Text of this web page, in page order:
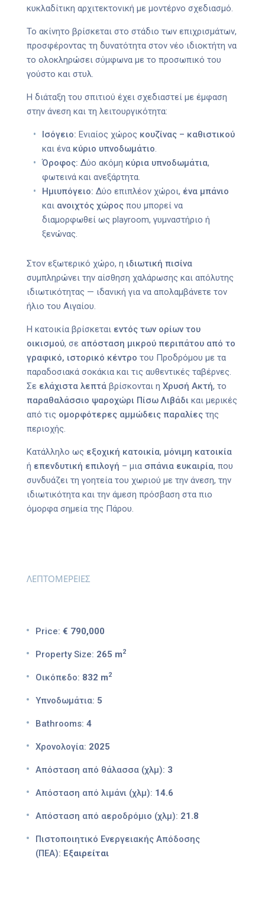
κυκλαδίτικη αρχιτεκτονική με μοντέρνο σχεδιασμό.
Το ακίνητο βρίσκεται στο στάδιο των επιχρισμάτων,
προσφέροντας τη δυνατότητα στον νέο ιδιοκτήτη να
το ολοκληρώσει σύμφωνα με το προσωπικό του
γούστο και στυλ.
Η διάταξη του σπιτιού έχει σχεδιαστεί με έμφαση
στην άνεση και τη λειτουργικότητα:
Ισόγειο: Ενιαίος χώρος κουζίνας – καθιστικού
και ένα κύριο υπνοδωμάτιο.
Όροφος: Δύο ακόμη κύρια υπνοδωμάτια,
φωτεινά και ανεξάρτητα.
Ημιυπόγειο: Δύο επιπλέον χώροι, ένα μπάνιο
και ανοιχτός χώρος που μπορεί να
διαμορφωθεί ως playroom, γυμναστήριο ή
ξενώνας.
Στον εξωτερικό χώρο, η ιδιωτική πισίνα
συμπληρώνει την αίσθηση χαλάρωσης και απόλυτης
ιδιωτικότητας — ιδανική για να απολαμβάνετε τον
ήλιο του Αιγαίου.
Η κατοικία βρίσκεται εντός των ορίων του
οικισμού, σε απόσταση μικρού περιπάτου από το
γραφικό, ιστορικό κέντρο του Προδρόμου με τα
παραδοσιακά σοκάκια και τις αυθεντικές ταβέρνες.
Σε ελάχιστα λεπτάβρίσκονται ηΧρυσή Ακτή, το
παραθαλάσσιο ψαροχώρι Πίσω Λιβάδι και μερικές
από τις ομορφότερες αμμώδεις παραλίες της
περιοχής.
Κατάλληλο ως εξοχική κατοικία, μόνιμη κατοικία
ή επενδυτική επιλογή – μια σπάνια ευκαιρία, που
συνδυάζει τη γοητεία του χωριού με την άνεση, την
ιδιωτικότητα και την άμεση πρόσβαση στα πιο
όμορφα σημεία της Πάρου.
ΛΕΠΤΟΜΕΡΕΙΕΣ
Price: € 790,000
Property Size: 265 m2
Οικόπεδο: 832 m2
Υπνοδωμάτια: 5
Bathrooms: 4
Χρονολογία: 2025
Απόσταση από θάλασσα (χλμ): 3
Απόσταση από λιμάνι (χλμ): 14.6
Απόσταση από αεροδρόμιο (χλμ): 21.8
Πιστοποιητικό Ενεργειακής Απόδοσης
(ΠΕΑ): Εξαιρείται